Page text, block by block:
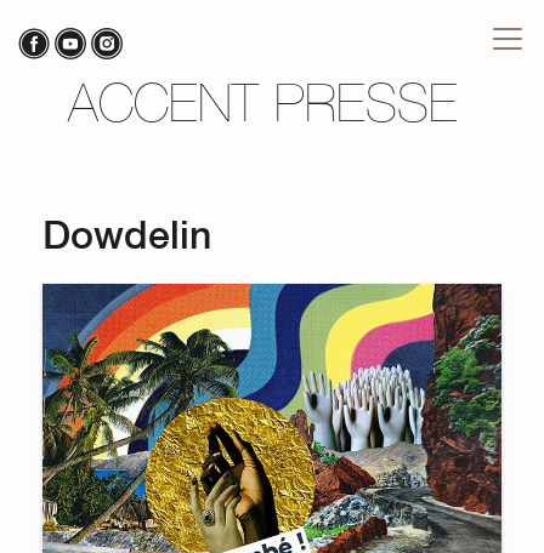
ACCENT PRESSE
Dowdelin